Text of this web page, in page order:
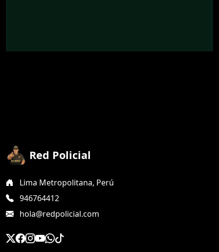
Red Policial
Lima Metropolitana, Perú
946764412
hola@redpolicial.com